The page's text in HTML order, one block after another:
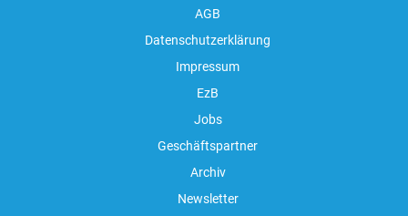
AGB
Datenschutzerklärung
Impressum
EzB
Jobs
Geschäftspartner
Archiv
Newsletter